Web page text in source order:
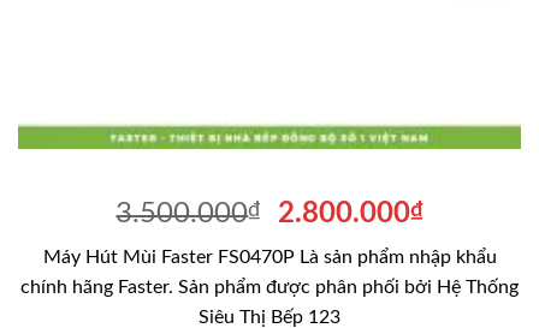
3.500.000₫
Giá
là:
3.500.000₫.
2.800.000₫Giá
tại
là:
Máy Hút Mùi Faster FS0470P Là sản phẩm nhập khẩu
chính hãng Faster. Sản phẩm được phân phối bởi Hệ Thống
Siêu Thị Bếp 123